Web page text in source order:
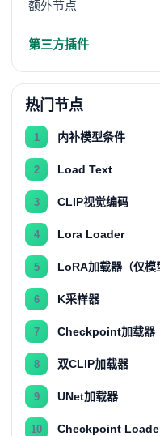
额外节点
第三方插件
热门节点
1 内补模型条件
2 Load Text
3 CLIP视觉编码
4 Lora Loader
5 LoRA加载器（仅模
6 K采样器
7 Checkpoint加载器
8 双CLIP加载器
9 UNet加载器
10 Checkpoint